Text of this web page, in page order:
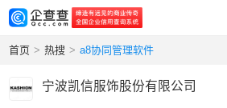
首页 > 热搜 > a8协同管理软件
宁波凯信服饰股份有限公司